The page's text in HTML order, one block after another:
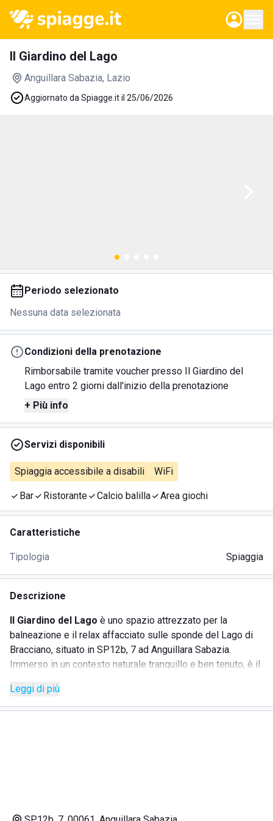
Il Giardino del Lago
Anguillara Sabazia, Lazio
Aggiornato da Spiagge.it il 25/06/2026
Periodo selezionato
Nessuna data selezionata
Condizioni della prenotazione
Rimborsabile tramite voucher presso Il Giardino del
Lago entro 2 giorni dall'inizio della prenotazione
+ Più info
Servizi disponibili
Spiaggia accessibile a disabili WiFi
Bar Ristorante Calcio balilla Area giochi
Caratteristiche
Tipologia Spiaggia
Descrizione
Il Giardino del Lago è uno spazio attrezzato per la
balneazione e il relax affacciato sulle sponde del Lago di
Bracciano, situato in SP12b, 7 ad Anguillara Sabazia.
Immerso in un contesto naturale tranquillo e ben tenuto, è il
contatto con la natura, leggendo un libro, prendendo il sole
o semplicemente godendosi la vista lago in compagnia dei
Leggi di più